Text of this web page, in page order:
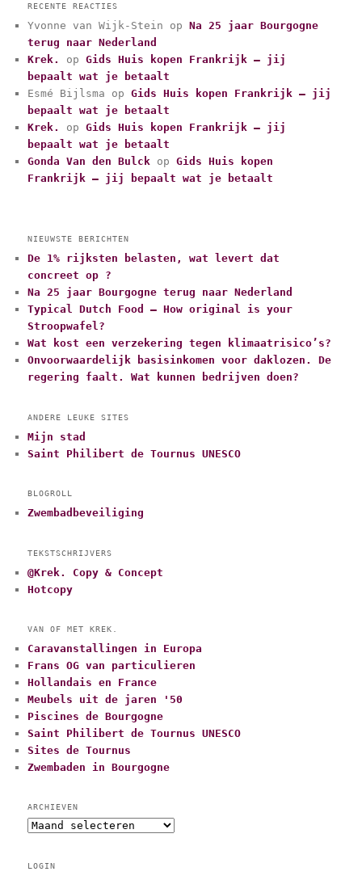
e
g
o
r
i
e
ë
RECENTE REACTIES
Yvonne van Wijk-Stein opNa 25 jaar Bourgogne
terug naar Nederland
Krek.
opGids Huis kopen Frankrijk – jij
bepaalt wat je betaalt
Esmé Bijlsma opGids Huis kopen Frankrijk – jij
bepaalt wat je betaalt
Krek.
opGids Huis kopen Frankrijk – jij
bepaalt wat je betaalt
Gonda Van den Bulck opGids Huis kopen
Frankrijk – jij bepaalt wat je betaalt
NIEUWSTE BERICHTEN
De 1% rijksten belasten, wat levert dat
concreet op ?
Na 25 jaar Bourgogne terug naar Nederland
Typical Dutch Food – How original is your
Stroopwafel?
Wat kost een verzekering tegen klimaatrisico’s?
Onvoorwaardelijk basisinkomen voor daklozen. De
regering faalt. Wat kunnen bedrijven doen?
ANDERE LEUKE SITES
Mijn stad
Saint Philibert de Tournus UNESCO
BLOGROLL
Zwembadbeveiliging
TEKSTSCHRIJVERS
@Krek. Copy & Concept
Hotcopy
VAN OF MET KREK.
Caravanstallingen in Europa
Frans OG van particulieren
Hollandais en France
Meubels uit de jaren '50
Piscines de Bourgogne
Saint Philibert de Tournus UNESCO
Sites de Tournus
Zwembaden in Bourgogne
ARCHIEVEN
A
h
LOGIN